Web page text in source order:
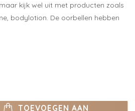
kijk wel uit met producten zoals
bodylotion. De oorbellen hebben
TOEVOEGEN AAN